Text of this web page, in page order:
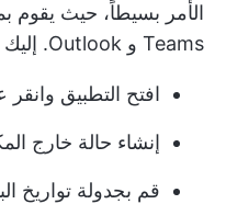
الأمر بسيطاً، حيث يقوم
Teams و Outlook. إليك الطريقة:
افتح التطبيق
إنشاء حالة خارج
قم بجدولة تواريخ